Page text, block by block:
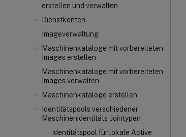
erstellen und verwalten
Dienstkonten
Imageverwaltung
Maschinenkataloge mit vorbereiteten
Images erstellen
Maschinenkataloge mit vorbereiteten
Images verwalten
Maschinenkataloge erstellen
Identitätspools verschiedener
Maschinenidentitäts-Jointypen
Identitätspool für lokale Active